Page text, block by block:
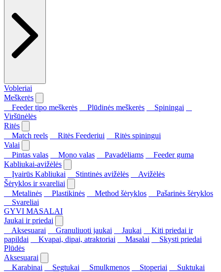
Vobleriai
Meškerės
Feeder tipo meškerės
Plūdinės meškerės
Spiningai
Viršūnėlės
Ritės
Match reels
Ritės Feederiui
Ritės spiningui
Valai
Pintas valas
Mono valas Pavadėliams
Feeder guma
Kabliukai-avižėlės
Įvairūs Kabliukai
Stintinės avižėlės
Avižėlės
Šėryklos ir svareliai
Metalinės
Plastikinės Method šėryklos
Pašarinės šėryklos
Svareliai
GYVI MASALAI
Jaukai ir priedai
Aksesuarai
Granuliuoti jaukai Jaukai
Kiti priedai ir
papildai
Kvapai, dipai, atraktoriai Masalai
Skysti priedai
Plūdės
Aksesuarai
Karabinai
Segtukai Smulkmenos Stoperiai
Suktukai